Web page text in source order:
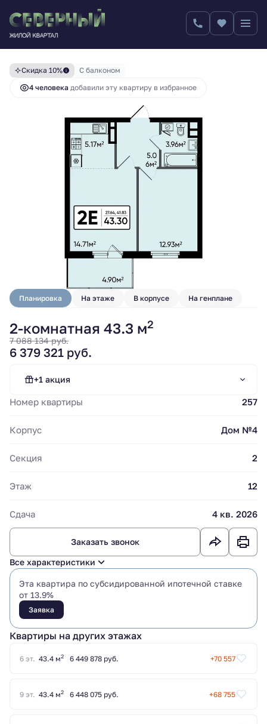
2-комнатная 7 088 134 руб.
6 379 321 руб.
Скидка 10%
С балконом
4 человекa добавили эту квартиру в избранное
Планировка На этаже В корпусе На генплане
2-комнатная 43.3 м2
7 088 134 руб.
6 379 321 руб.
+1 акция
Стандартная ипотека от 13.9%
Номер квартиры 257
Корпус Дом №4
Секция 2
Этаж 12
Сдача 4 кв. 2026
Заказать звонок
Все характеристики
Эта квартира по субсидированной ипотечной ставке
от 13.9%
Заявка
Квартиры на других этажах
6 эт. 43.4 м2 6 449 878 руб. +70 557
9 эт. 43.4 м2 6 448 075 руб. +68 755